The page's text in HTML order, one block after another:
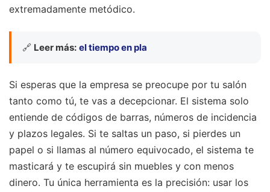
extremadamente metódico.
🔗 Leer más: el tiempo en pla
Si esperas que la empresa se preocupe por tu salón
tanto como tú, te vas a decepcionar. El sistema solo
entiende de códigos de barras, números de incidencia
y plazos legales. Si te saltas un paso, si pierdes un
papel o si llamas al número equivocado, el sistema te
masticará y te escupirá sin muebles y con menos
dinero. Tu única herramienta es la precisión: usar los